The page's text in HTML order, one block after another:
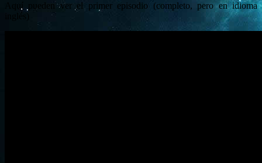
Aquí pueden ver el primer episodio (completo, pero en idioma